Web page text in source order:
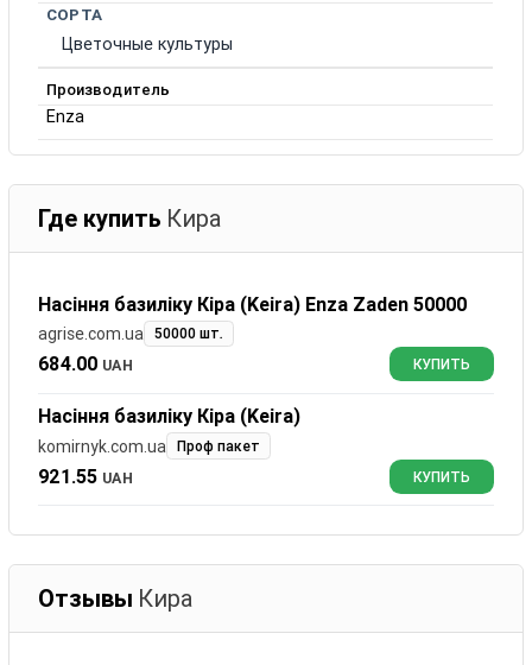
СОРТА
Цветочные культуры
Производитель
Enza
Где купить Кира
Насіння базиліку Кіра (Keira) Enza Zaden 50000
agrise.com.ua 50000 шт.
684.00 UAH КУПИТЬ
Насіння базиліку Кіра (Keira)
komirnyk.com.ua Проф пакет
921.55 UAH КУПИТЬ
Отзывы Кира